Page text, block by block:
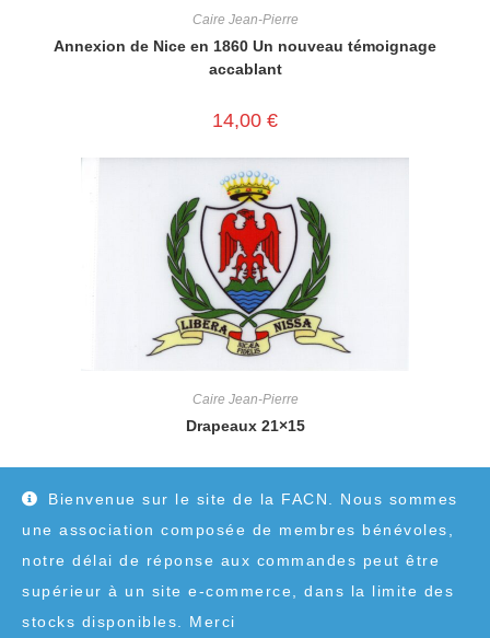
Bienvenue sur le site de la FACN. Nous sommes
une association composée de membres bénévoles,
notre délai de réponse aux commandes peut être
supérieur à un site e-commerce, dans la limite des
stocks disponibles. Merci
Caire Jean-Pierre
Annexion de Nice en 1860 Un nouveau témoignage
accablant
14,00 €
Caire Jean-Pierre
Drapeaux 21×15